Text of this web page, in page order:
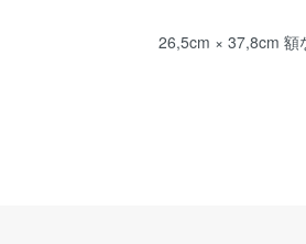
26,5cm × 37,8cm 額